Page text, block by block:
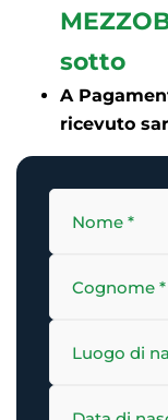
sotto
A
ricevuto